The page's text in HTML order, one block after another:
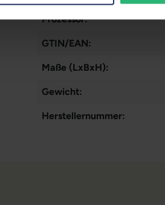
Prozessor:
GTIN/EAN:
Maße (LxBxH):
Gewicht:
Herstellernummer: